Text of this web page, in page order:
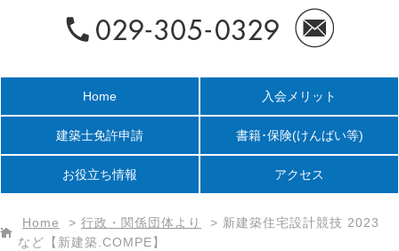
Home 入会メリット
建築士免許申請 書籍･保険(けんばい等)
お役立ち情報 アクセス
Home > 行政・関係団体より > 新建築住宅設計競技 2023
など【新建築.COMPE】